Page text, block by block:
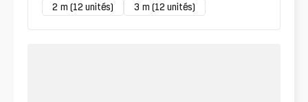
2 m (12 unités)
3 m (12 unités)